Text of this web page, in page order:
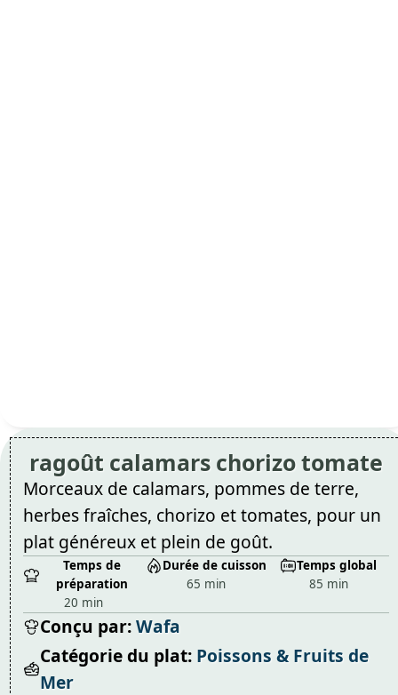
ragoût calamars chorizo tomate
Morceaux de calamars, pommes de terre,
herbes fraîches, chorizo et tomates, pour un
plat généreux et plein de goût.
Temps de
préparation
20 min
Durée de cuisson
65 min
Temps global
85 min
Conçu par:Wafa
Catégorie du plat: Poissons & Fruits de
Mer